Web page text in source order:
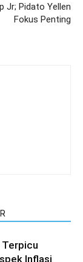
Jr; Pidato Yellen
Fokus Penting
Terpicu
Inflasi